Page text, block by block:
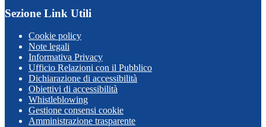
Sezione Link Utili
Cookie policy
Note legali
Informativa Privacy
Ufficio Relazioni con il Pubblico
Dichiarazione di accessibilità
Obiettivi di accessibilità
Whistleblowing
Gestione consensi cookie
Amministrazione trasparente